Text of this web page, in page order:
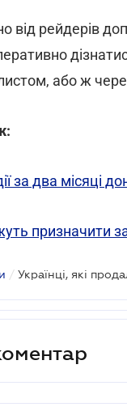
від рейдерів
або ж
за два місяці
призначити
/ Українці, які